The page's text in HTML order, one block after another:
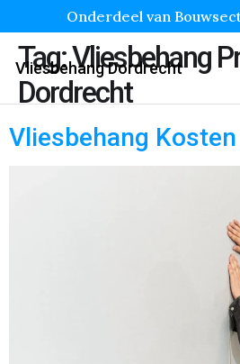
Onderdeel van
Vliesbehang Dordrecht
Tag:Vliesbehang
Dordrecht
Vliesbehang